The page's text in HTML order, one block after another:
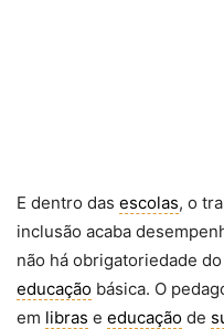
E dentro das escolas, o
inclusão acaba
não há obrigatoriedade
educação básica. O
em libras e educação de